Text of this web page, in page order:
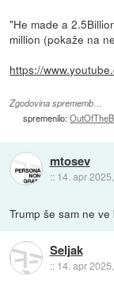
"He made a
million (pokaže na
https://
Zgodovina sprememb…
spremenilo:
mtosev
:: 14. apr
Trump še sam ne
Seljak
:: 14. apr